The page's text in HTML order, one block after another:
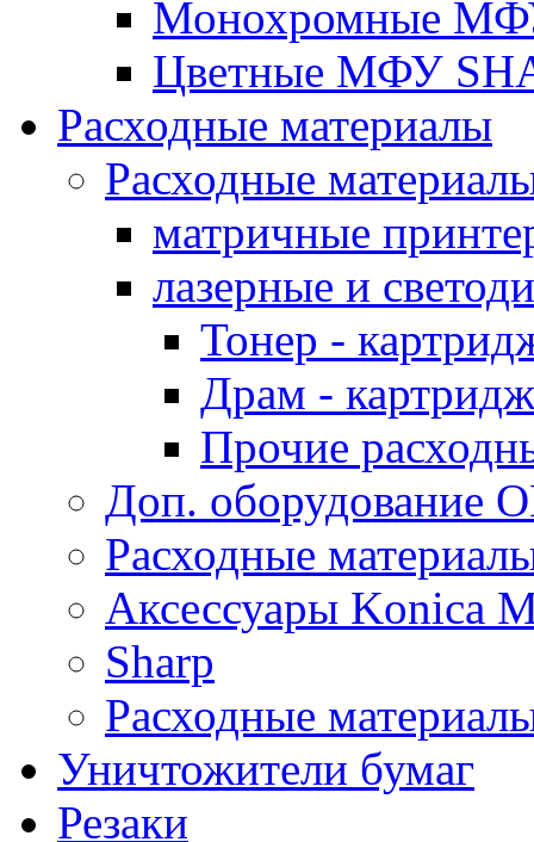
Монохромные
Цветные МФУ
Расходные материалы
Расходные
матричные
лазерные и
Тонер -
Драм -
Прочие
Доп. оборудование
Расходные
Аксессуары Konica
Sharp
Расходные
Уничтожители бумаг
Резаки